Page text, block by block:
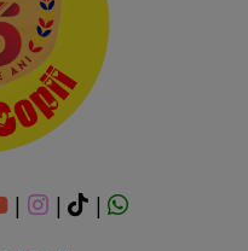
| |
|